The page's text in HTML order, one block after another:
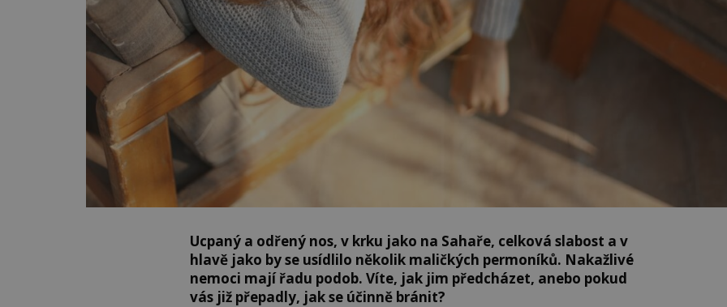
Ucpaný a odřený nos, v krku jako na Sahaře, celková slabost a v
hlavě jako by se usídlilo několik maličkých permoníků. Nakažlivé
nemoci mají řadu podob. Víte, jak jim předcházet, anebo pokud
vás již přepadly, jak se účinně bránit?